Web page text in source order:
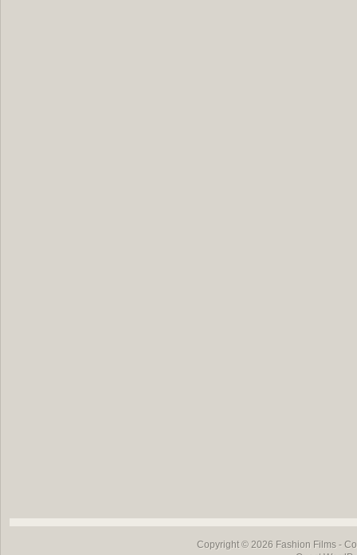
Copyright © 2026 Fashion Films-